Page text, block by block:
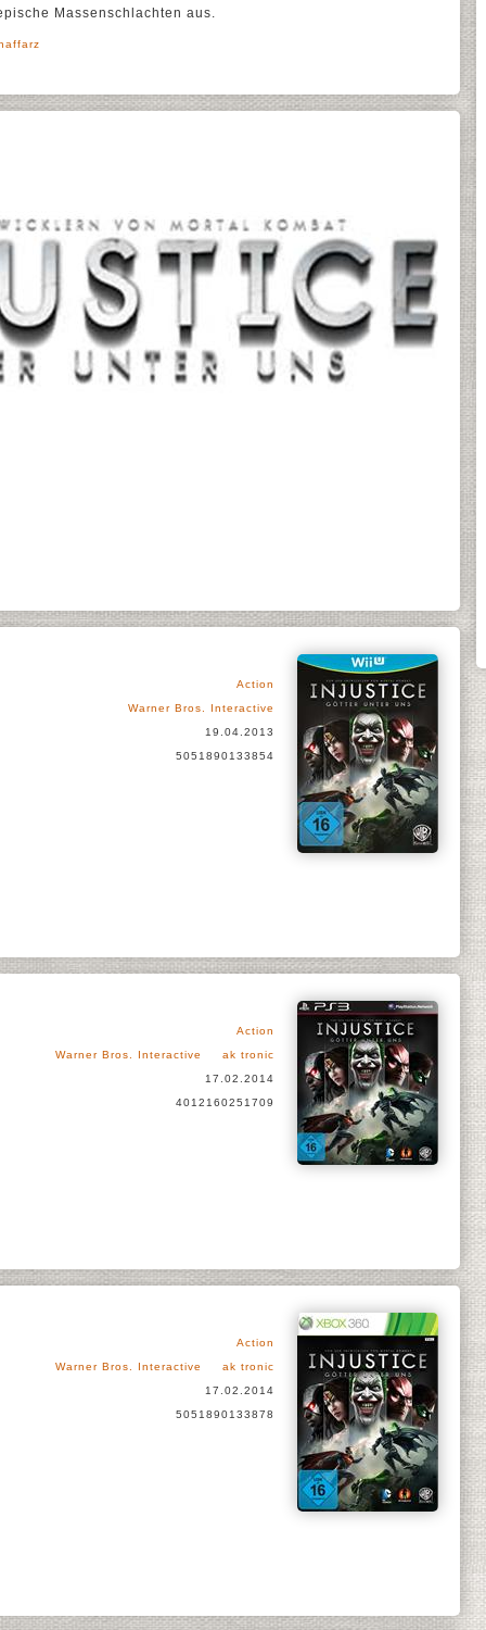
Massenschlachten aus.
Action
Warner Bros. Interactive
19.04.2013
5051890133854
Action
Warner Bros. Interactive
ak tronic
17.02.2014
4012160251709
Action
Warner Bros. Interactive
ak tronic
17.02.2014
5051890133878